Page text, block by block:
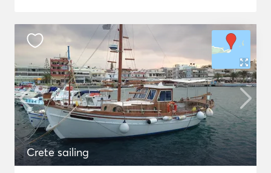
Crete sailing